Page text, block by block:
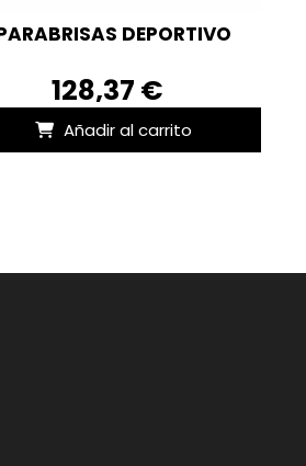
DEPORTIVO
128,37 €
Añadir al carrito